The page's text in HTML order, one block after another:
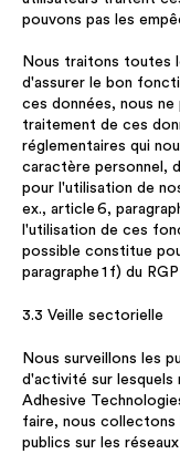
pouvons pas les
Nous traitons toutes
d'assurer le bon
ces données, nous
traitement de ces
réglementaires qui
caractère personnel,
pour l'utilisation de
ex., article 6,
l'utilisation de ces
possible constitue
paragraphe 1 f) du
3.3 Veille sectorielle
Nous surveillons les
d'activité sur lesquels
Adhesive
faire, nous collectons
publics sur les